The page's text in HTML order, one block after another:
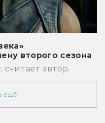
второго сезона
автор.
ещё